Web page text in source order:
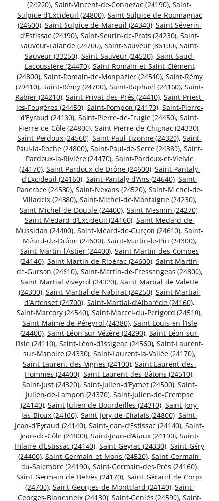
(24220), Saint-Vincent-de-Connezac (24190), Saint-
Sulpice-d’Excideuil (24800), Saint-Sulpice-de-Roumagnac
(24600), Saint-Sulpice-de-Mareuil (24340), Saint-Séverin-
d’Estissac (24190), Saint-Seurin-de-Prats (24230), Saint-
Sauveur-Lalande (24700), Saint-Sauveur (86100), Saint-
Sauveur (33250), Saint-Sauveur (24520), Saint-Saud-
Lacoussière (24470), Saint-Romain-et-Saint-Clément
(24800), Saint-Romain-de-Monpazier (24540), Saint-Rémy
(79410), Saint-Rémy (24700), Saint-Raphaël (24160), Saint-
Rabier (24210), Saint-Privat-des-Prés (24410), Saint-Priest-
les-Fougères (24450), Saint-Pompon (24170), Saint-Pierre-
d’Eyraud (24130), Saint-Pierre-de-Frugie (24450), Saint-
Pierre-de-Côle (24800), Saint-Pierre-de-Chignac (24330),
Saint-Perdoux (24560), Saint-Paul-Lizonne (24320), Saint-
Paul-la-Roche (24800), Saint-Paul-de-Serre (24380), Saint-
Pardoux-la-Rivière (24470), Saint-Pardoux-et-Vielvic
(24170), Saint-Pardoux-de-Drône (24600), Saint-Pantaly-
d’Excideuil (24160), Saint-Pantaly-d’Ans (24640), Saint-
Pancrace (24530), Saint-Nexans (24520), Saint-Michel-de-
Villadeix (24380), Saint-Michel-de-Montaigne (24230),
Saint-Michel-de-Double (24400), Saint-Mesmin (24270),
Saint-Médard-d’Excideuil (24160), Saint-Médard-de-
Mussidan (24400), Saint-Méard-de-Gurçon (24610), Saint-
Méard-de-Drône (24600), Saint-Martin-le-Pin (24300),
Saint-Martin-l’Astier (24400), Saint-Martin-des-Combes
(24140), Saint-Martin-de-Ribérac (24600), Saint-Martin-
de-Gurson (24610), Saint-Martin-de-Fressengeas (24800),
Saint-Martial-Viveyrol (24320), Saint-Martial-de-Valette
(24300), Saint-Martial-de-Nabirat (24250), Saint-Martial-
d’Artenset (24700), Saint-Martial-d’Albarède (24160),
Saint-Marcory (24540), Saint-Marcel-du-Périgord (24510),
Saint-Maime-de-Péreyrol (24380), Saint-Louis-en-l’Isle
(24400), Saint-Léon-sur-Vézère (24290), Saint-Léon-sur-
l’Isle (24110), Saint-Léon-d’Issigeac (24560), Saint-Laurent-
sur-Manoire (24330), Saint-Laurent-la-Vallée (24170),
Saint-Laurent-des-Vignes (24100), Saint-Laurent-des-
Hommes (24400), Saint-Laurent-des-Bâtons (24510),
Saint-Just (24320), Saint-Julien-d’Eymet (24500), Saint-
Julien-de-Lampon (24370), Saint-Julien-de-Crempse
(24140), Saint-Julien-de-Bourdeilles (24310), Saint-Jory-
las-Bloux (24160), Saint-Jory-de-Chalais (24800), Saint-
Jean-d’Eyraud (24140), Saint-Jean-d’Estissac (24140), Saint-
Jean-de-Côle (24800), Saint-Jean-d’Ataux (24190), Saint-
Hilaire-d’Estissac (24140), Saint-Geyrac (24330), Saint-Géry
(24400), Saint-Germain-et-Mons (24520), Saint-Germain-
du-Salembre (24190), Saint-Germain-des-Prés (24160),
Saint-Germain-de-Belvès (24170), Saint-Géraud-de-Corps
(24700), Saint-Georges-de-Montclard (24140), Saint-
Georges-Blancaneix (24130), Saint-Geniès (24590), Saint-